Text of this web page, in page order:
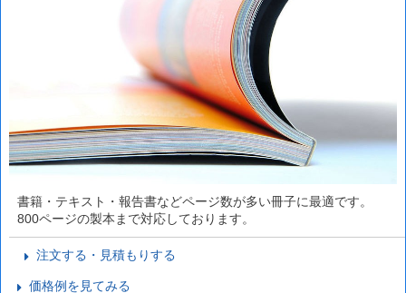
書籍・テキスト・報告書などページ数が多い冊子に最適です。
800ページの製本まで対応しております。
注文する・見積もりする
価格例を見てみる